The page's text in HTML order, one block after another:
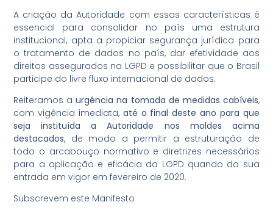
A criação da Autoridade com essas características é
essencial para consolidar no país uma estrutura
institucional, apta a propiciar segurança jurídica para
o tratamento de dados no país, dar efetividade aos
direitos assegurados na LGPD e possibilitar que o Brasil
participe do livre fluxo internacional de dados.
Reiteramos aurgência na tomada de medidas cabíveis,
com vigência imediata, até o final deste ano para que
seja instituída a Autoridade nos moldes acima
destacados, de modo a permitir a estruturação de
todo o arcabouço normativo e diretrizes necessários
para a aplicação e eficácia da LGPD quando da sua
entrada em vigor em fevereiro de 2020.
Subscrevem este Manifesto